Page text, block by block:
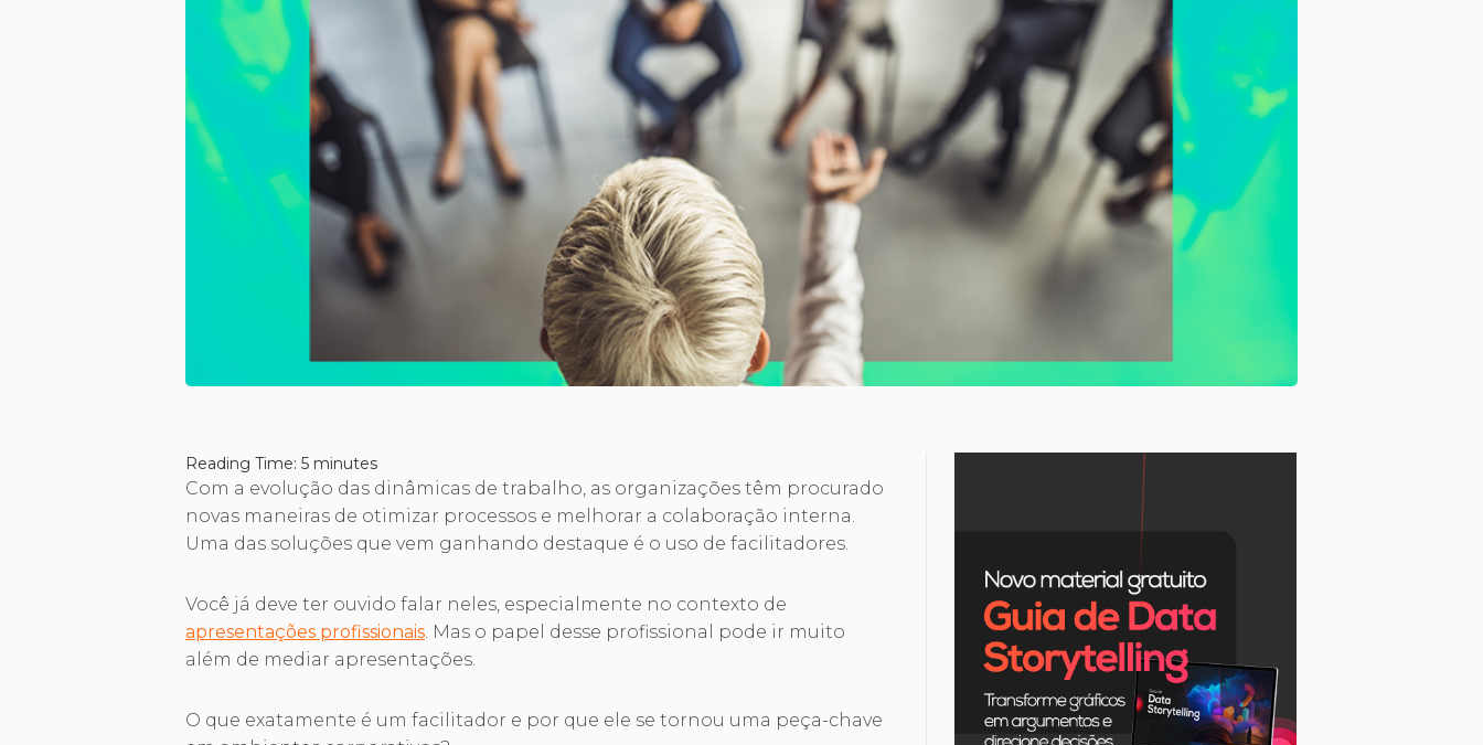
Reading Time: 5 minutes
Com a evolução das dinâmicas de trabalho, as organizações têm procurado
novas maneiras de otimizar processos e melhorar a colaboração interna.
Uma das soluções que vem ganhando destaque é o uso de facilitadores.
Você já deve ter ouvido falar neles, especialmente no contexto de
apresentações profissionais. Mas o papel desse profissional pode ir muito
além de mediar apresentações.
O que exatamente é um facilitador e por que ele se tornou uma peça-chave